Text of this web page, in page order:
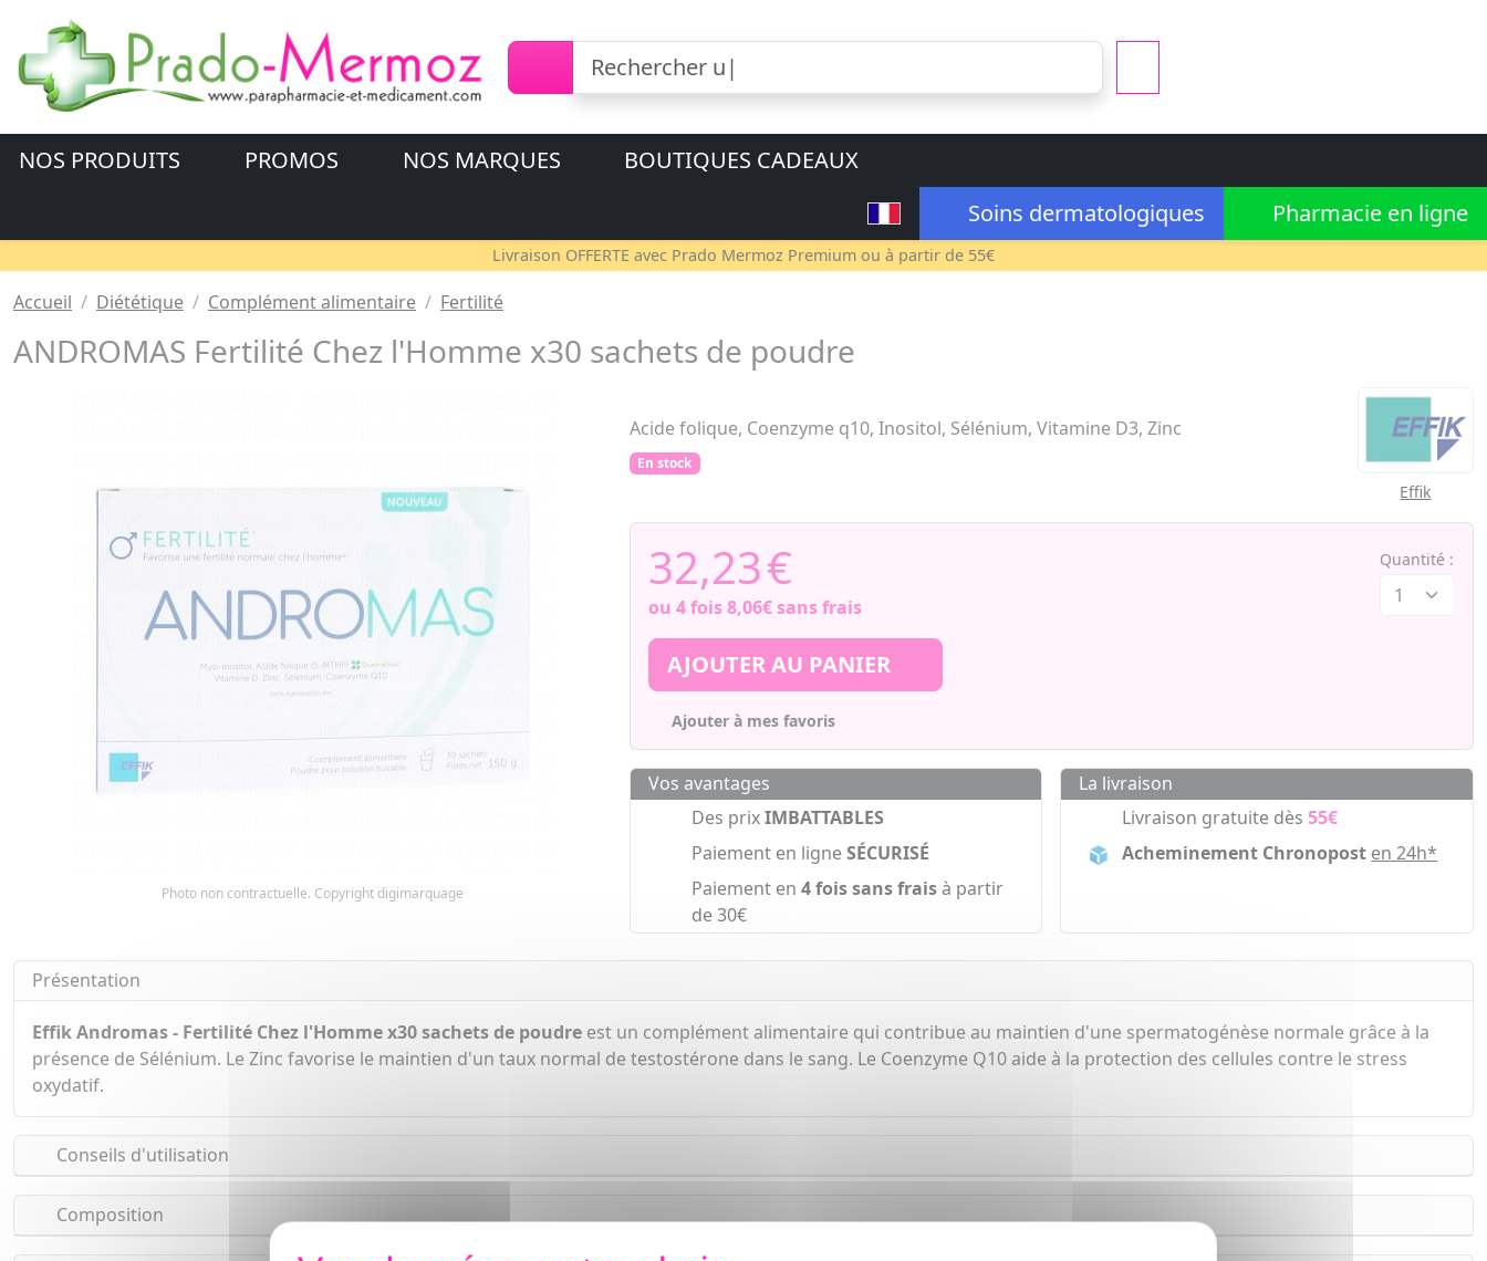
NOS PRODUITS PROMOS NOS MARQUES
BOUTIQUES CADEAUX
Soins dermatologiques
Pharmacie en ligne
Livraison OFFERTE avec Prado Mermoz Premium ou à partir de 55€
Accueil Diététique Complément alimentaire Fertilité
ANDROMAS Fertilité Chez l'Homme x30 sachets de poudre
Photo non contractuelle. Copyright digimarquage
Acide folique, Coenzyme q10, Inositol, Sélénium, Vitamine D3, Zinc
En stock
Effik
32,23€
ou 4 fois8,06€sans frais
Quantité :
AJOUTER AU PANIER
Ajouter à mes favoris
Vos avantages
Des prixIMBATTABLES
Paiement en ligneSÉCURISÉ
Paiement en 4 fois sans fraisà partir
de 30€
La livraison
Livraison gratuite dès55€
Acheminement Chronopost en 24h*
Présentation
Effik Andromas - Fertilité Chez l'Homme x30 sachets de poudre est un complément alimentaire qui contribue au maintien d'une spermatogénèse normale grâce à la
présence de Sélénium. Le Zinc favorise le maintien d'un taux normal de testostérone dans le sang. Le Coenzyme Q10 aide à la protection des cellules contre le stress
oxydatif.
Conseils d'utilisation
Composition